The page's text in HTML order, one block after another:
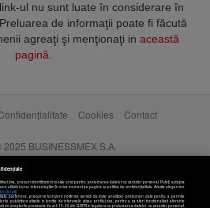
ul nu sunt luate în considerare în
de informaţii poate fi făcută
agreaţi şi menţionaţi in această
pagină.
Cookies Contact
BUSINESSMEX S.A.
dvs., precum identificatorii cookie unici pentru prelucrarea datelor cu caracter personal. Puteți accepta
utilizării unui interes legitim în orice moment pe pagina cu politica de confidențialitate. Aceste alegeri vor
detalii
partenere, precum si furnizorii nostri de servicii de date analitice) prelucram date pentru a permite
publicitare afisate in functie de interesele si/sau profilul dvs., pentru a va oferi functionalitati aferente
de drepturile prevazute de art. 15-22 din GDPR in legatura cu prelucrarea datelor cu caracter personal.